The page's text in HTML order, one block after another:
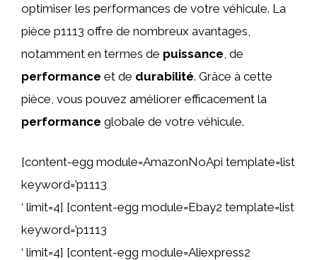
optimiser les performances de votre véhicule. La
pièce p1113 offre de nombreux avantages,
notamment en termes de puissance , de
performance et de durabilité. Grâce à cette
pièce, vous pouvez améliorer efficacement la
performance globale de votre véhicule.
[content-egg module=AmazonNoApi template=list
keyword=’p1113
‘ limit=4] [content-egg module=Ebay2 template=list
keyword=’p1113
‘ limit=4] [content-egg module=Aliexpress2